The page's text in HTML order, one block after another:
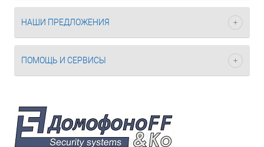
НАШИ ПРЕДЛОЖЕНИЯ
ПОМОЩЬ И СЕРВИСЫ